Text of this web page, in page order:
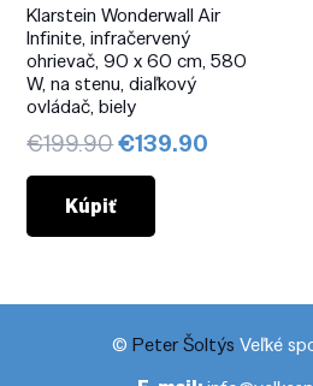
Klarstein Wonderwall Air
Infinite, infračervený
ohrievač, 90 x 60 cm, 580
W, na stenu, diaľkový
ovládač, biely
€199.90Pôvodná
cena
€199.90.
€139.90
Kúpiť
© Peter Šoltýs Veľké